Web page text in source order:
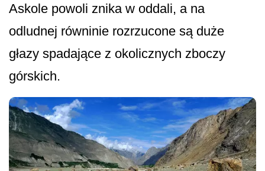
Askole powoli znika w oddali, a na
odludnej równinie rozrzucone są duże
głazy spadające z okolicznych zboczy
górskich.